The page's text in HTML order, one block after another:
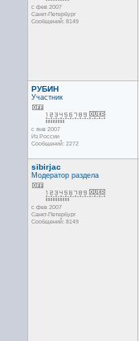
с фев 2007
Санкт-Петербург
Сообщений: 8149
РУБИН
Участник
с янв 2007
Из России
Сообщений: 2272
sibirjac
Модератор раздела
с фев 2007
Санкт-Петербург
Сообщений: 8149